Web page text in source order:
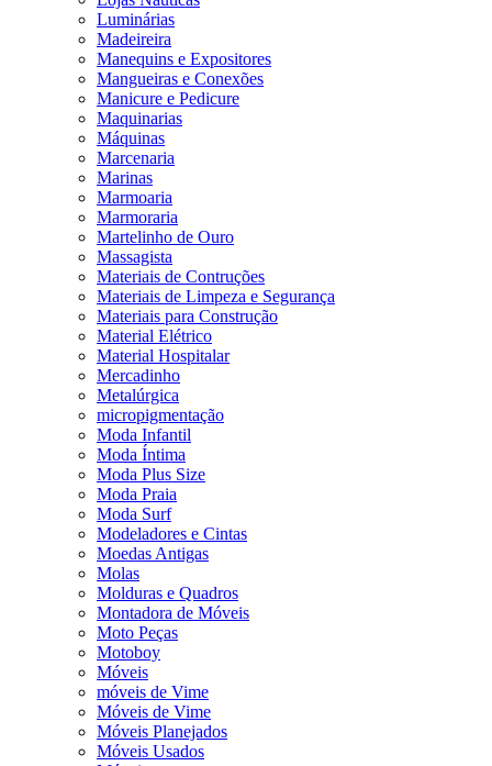
Luminárias
Madeireira
Manequins e Expositores
Mangueiras e Conexões
Manicure e Pedicure
Maquinarias
Máquinas
Marcenaria
Marinas
Marmoaria
Marmoraria
Martelinho de Ouro
Massagista
Materiais de Contruções
Materiais de Limpeza e Segurança
Materiais para Construção
Material Elétrico
Material Hospitalar
Mercadinho
Metalúrgica
micropigmentação
Moda Infantil
Moda Íntima
Moda Plus Size
Moda Praia
Moda Surf
Modeladores e Cintas
Moedas Antigas
Molas
Molduras e Quadros
Montadora de Móveis
Moto Peças
Motoboy
Móveis
móveis de Vime
Móveis de Vime
Móveis Planejados
Móveis Usados